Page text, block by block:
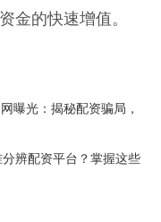
金的快速增值。
曝光：揭秘配资骗局，
辨配资平台？掌握这些